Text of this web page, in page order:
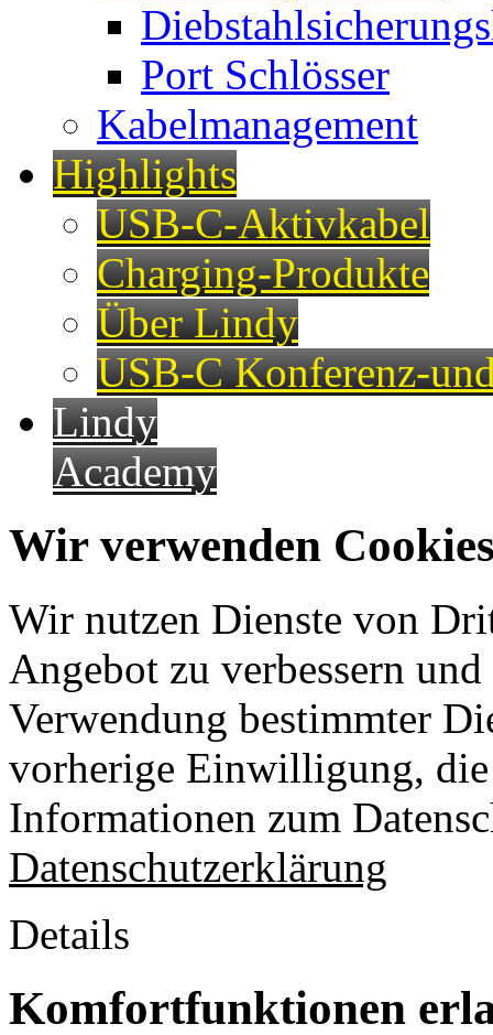
Port Schlösser
Kabelmanagement
Highlights
USB-C-Aktivkabel
Charging-Produkte
Über Lindy
USB-C Konferenz-
Lindy
Academy
Wir verwenden
Wir nutzen Dienste von
Angebot zu verbessern
Verwendung bestimmter
vorherige Einwilligung,
Informationen zum
Datenschutzerklärung
Details
Komfortfunktionen